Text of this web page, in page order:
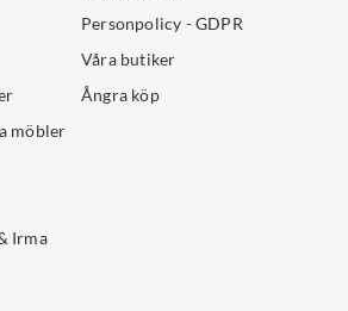
möbler
Irma
Personpolicy - GDPR
Våra butiker
Ångra köp